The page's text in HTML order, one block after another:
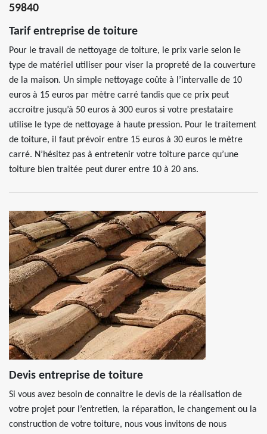
59840
Tarif entreprise de toiture
Pour le travail de nettoyage de toiture, le prix varie selon le
type de matériel utiliser pour viser la propreté de la couverture
de la maison. Un simple nettoyage coûte à l’intervalle de 10
euros à 15 euros par mètre carré tandis que ce prix peut
accroitre jusqu’à 50 euros à 300 euros si votre prestataire
utilise le type de nettoyage à haute pression. Pour le traitement
de toiture, il faut prévoir entre 15 euros à 30 euros le mètre
carré. N’hésitez pas à entretenir votre toiture parce qu’une
toiture bien traitée peut durer entre 10 à 20 ans.
Devis entreprise de toiture
Si vous avez besoin de connaitre le devis de la réalisation de
votre projet pour l’entretien, la réparation, le changement ou la
construction de votre toiture, nous vous invitons de nous